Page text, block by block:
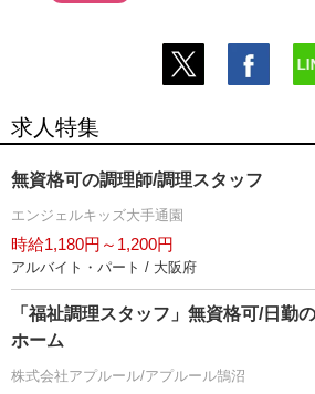
求人特集
無資格可の調理師/調理スタッフ
エンジェルキッズ大手通園
時給1,180円～1,200円
アルバイト・パート / 大阪府
「福祉調理スタッフ」無資格可/日勤
ホーム
株式会社アプルール/アプルール鵠沼